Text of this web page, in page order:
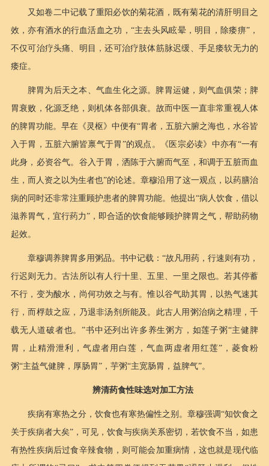
又如卷二中记载了重阳必饮的菊花酒，既有菊花的清肝明目之
效，亦有酒水的行血活血之功，“主去头风眩晕，明目，除痿痹”，
不仅可治疗头痛、明目，还可治疗肢体筋脉迟缓、手足痿软无力的
痿症。
脾胃为后天之本、气血生化之源。脾胃运健，则气血俱荣；脾
胃衰败，化源乏绝，则机体各部俱衰。故而中医一直非常重视人体
的脾胃功能。早在《灵枢》中便有“胃者，五脏六腑之海也，水谷皆
入于胃，五脏六腑皆禀气于胃”的观点。《医宗必读》中亦有“一有
此身，必资谷气。谷入于胃，洒陈于六腑而气至，和调于五脏而血
生，而人资之以为生者也”的论述。章穆沿用了这一观点，以药膳治
病的同时还非常注重顾护患者的脾胃功能。他提出“病人饮食，借以
滋养胃气，宜行药力”，即合适的饮食能够顾护脾胃之气，帮助药物
起效。
章穆调养脾胃多用粥品。书中记载：“故凡用药，行速则有功，
行迟则无力。古法所以有人行十里、五里、一里之限也。若其停蓄
不行，变为酸水，尚何功效之与有。惟以谷气助其胃，以热气速其
行，而桴鼓之应，乃退非汤剂所能及。此古人用粥治病之精理，千
载无人道破者也。”书中还列出许多养生粥方，如莲子粥“主健脾
胃，止精滑泄利，气虚者用白莲，气血两虚者用红莲”，菱食粉
粥“主益气健脾，厚肠胃”，芋粥“主宽肠胃，益脾气”。
辨清药食性味选对加工方法
疾病有寒热之分，饮食也有寒热偏性之别。章穆强调“知饮食之
关于疾病者大矣”，可见，饮食与疾病关系密切，若饮食不当，如患
有热性疾病后过食辛辣食物，则可能会加重病情，这也就是现代临